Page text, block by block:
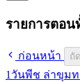
รายการตอน
ก่อนหน้า ถั
1 วันพีช ล่าขุมท